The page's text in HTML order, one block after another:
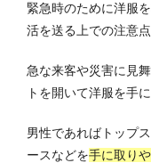
緊急時のために洋服
活を送る上での注意点
急な来客や災害に見
トを開いて洋服を手
男性であればトップ
ースなどを手に取り